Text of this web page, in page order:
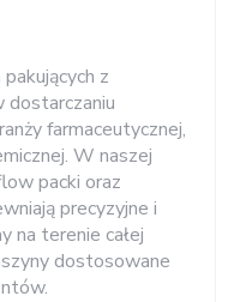
z
farmaceutycznej,
W naszej
packi oraz
precyzyjne i
na terenie całej
dostosowane